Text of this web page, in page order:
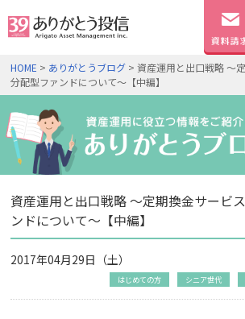
無料
口座開
HOME > ありがとうブログ > 資産運用と出口戦略 ～
分配型ファンドについて～【中編】
資産運用と出口戦略 ～定期換金サービ
ンドについて～【中編】
2017年04月29日（土）
はじめての方 シニア世代